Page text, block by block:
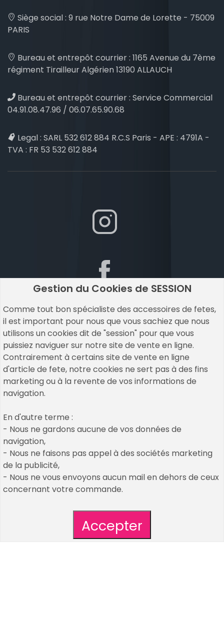
Gestion du Cookies de SESSION
Comme tout bon spécialiste des accessoires de fetes,
il est important pour nous que vous sachiez que nous
utilisons un cookies dit de "session" pour que vous
puissiez naviguer sur notre site de vente en ligne.
Contrairement à certains site de vente en ligne
d'article de fete, notre cookies ne sert pas à des fins
marketing ou à la revente de vos informations de
navigation.
En d'autre terme :
- Nous ne gardons aucune de vos données de
navigation,
- Nous ne faisons pas appel à des sociétés marketing
de la publicité,
- Nous ne vous envoyons aucun mail en dehors de ceux
concernant votre commande.
Siège social : 9 rue Notre Dame de Lorette - 75009
PARIS
Bureau et entrepôt courrier : 1165 Avenue du 7ème
régiment Tirailleur Algérien 13190 ALLAUCH
Bureau et entrepôt courrier : Service Commercial
04.91.08.47.96 / 06.07.65.90.68
Legal : SARL 532 612 884 R.C.S Paris - APE : 4791A -
TVA : FR 53 532 612 884
Copyrights © 2026 All Rights Reserved by Un Air De
Fetes
Cookies & Legal Mention
nos décos et accessoires passés
CGV / CGU
Plan de site
Qui sommes nous : découvrez Un Air De Fêtes